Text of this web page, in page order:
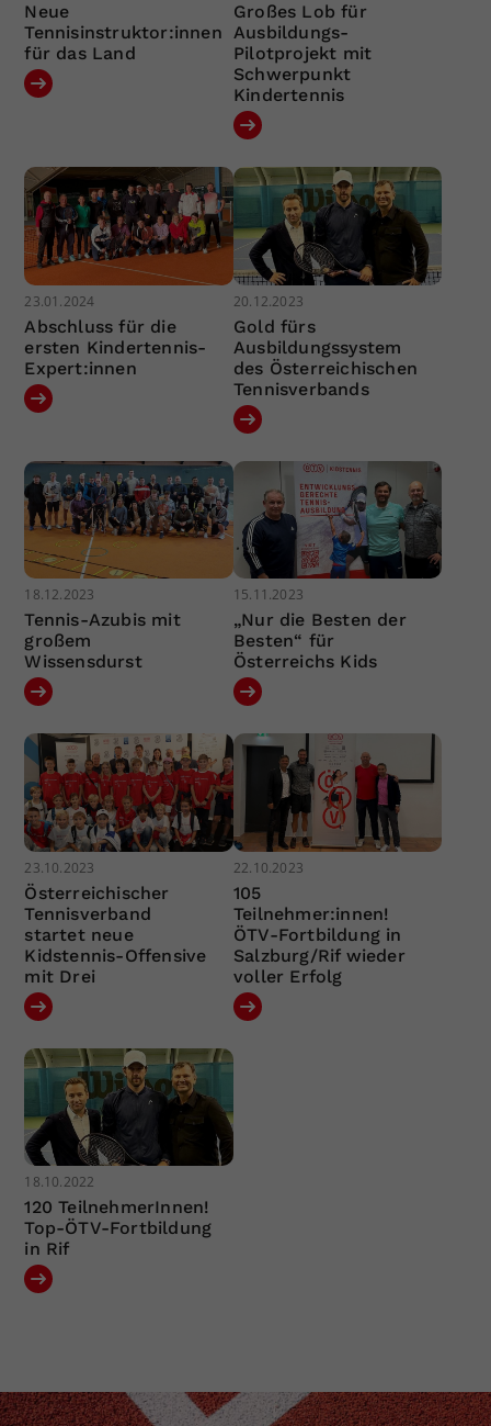
Neue
Tennisinstruktor:innen
für das Land
Großes Lob für
Ausbildungs-
Pilotprojekt mit
Schwerpunkt
Kindertennis
23.01.2024
Abschluss für die
ersten Kindertennis-
Expert:innen
20.12.2023
Gold fürs
Ausbildungssystem
des Österreichischen
Tennisverbands
18.12.2023
Tennis-Azubis mit
großem
Wissensdurst
15.11.2023
„Nur die Besten der
Besten“ für
Österreichs Kids
23.10.2023
Österreichischer
Tennisverband
startet neue
Kidstennis-Offensive
mit Drei
22.10.2023
105
Teilnehmer:innen!
ÖTV-Fortbildung in
Salzburg/Rif wieder
voller Erfolg
18.10.2022
120 TeilnehmerInnen!
Top-ÖTV-Fortbildung
in Rif